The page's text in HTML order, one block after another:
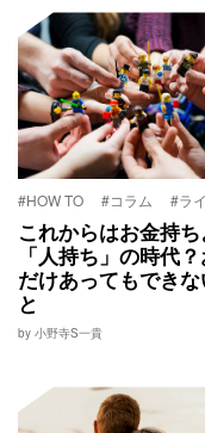
#HOW TO #コラム #ラ
これからはお金持ち
「人持ち」の時代
だけあってもできな
と
by 小野寺S一貴